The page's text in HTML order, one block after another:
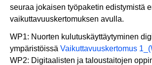
seuraa jokaisen työpaketin edistymistä
vaikuttavuuskertomuksen avulla.
WP1: Nuorten kulutuskäyttäytyminen
ympäristöissä Vaikuttavuuskertomus
WP2: Digitaalisten ja taloustaitojen